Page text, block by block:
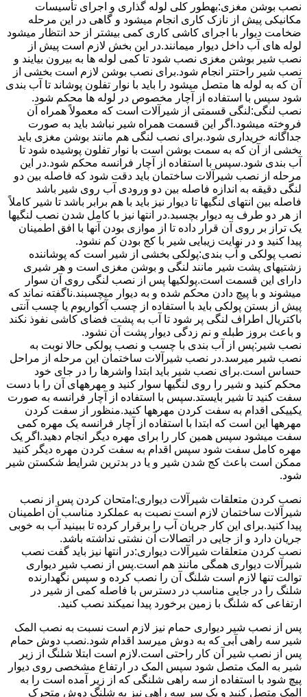
نصب بوشن مغزی:بهطور کلی لوله گذاری و اجرای تأسیسات
مکانیکی پیش از نازک کاری انجام میشود و گاهی در این مرحله
ضخامت دیوار با اجرای کاشی کاری کمی بیشتر از حد انتظار میشود
لوله های آب داخل دیوار میمانند.در این بخش لازم است پیش از
نصب شیر بوشن مغزی نصب شود تا کمی لوله ها به بیرون بیایند و
نصب شیر راحتتر انجام شود.برای نصب بوشن لازم است بخشی از
آن که به لوله ها متصل میشود را باید با نوار تفلون پوشاند تا آب بندی
شود سپس با استفاده از آچار مخصوص در لوله ها محکم شود.
نصب لنگی:لنگی قسمتی از شیرآلات است که معمولاً همراه آن
فروخته میشود.اگر این قسمت همراه شیر نباشد باید به صورت
جداگانه خریداری شود.برای نصب لنگی هم مانند بوشن مغزی باید
بخشی از آن که به سمت بوشن است با نوار تفلون پوشیده شود تا
آب بندی شود.سپس با استفاده از آچار فرانسه محکم شود.در این
مرحله از نصب شیرآلات ساختمان باید دقت شود که فاصله بین دو
لنگی دقیقه به اندازه فاصله بین دو ورودی آب روی شیر باشد
فاصله بین انتهای لنگیها تا دیوار نیز باید با هم برابر باشد تا شیر کاملاً
از هر دو طرف به دیوار بچسبد.در انتها نیز با کامل شدن نصب لنگیها
یک تراز بر روی آن قرار داده تا از موازی بودن آنها با افق اطمینان
پیدا کنید و در نهایت زیبایی شیر با کج بودن کم نشود.
نصب پولکی و آب بندی:پولکی بخشی از شیر است که پوشاننده
زشتیهای پشت شیر مانند لنگی و بوشن مغزی است و هر شیری
دارای این قسمت است.پولکیها پس از نصب لنگی روی آن سوار
میشوند و با پیچ دادن محکم شده و به دیوار میچسبند.ناگفته نماند که
پیش از بستن پولکی باید با استفاده از چسب آکواریوم یا چسب آنتی
باکتریال اطراف لنگی پر شود تا آب به پشت فضای کاشی نفوذ نکند
و باعث بروز طبله و نم زدگی دیوار پشت آن نشود.
نصب شیر:پس از آب بندی با چسب و نصب پولکی حالا نوبت به
نصب شیر میرسد.در نصب شیرآلات ساختمان این مرحله از مراحل
حساس است.برای نصب شیر باید ابتدا واشرها را در جای خود
محکم کنید و شیر را روی لنگیها سوار کنید و مهرههای آن را با دست
سفت کنید تا شیر بایستد.سپس با استفاده از آچار فرانسه به صورت
یکییکی اقدام به سفت کردن مهرهها کنید.منظور از سفت کردن
مهرهها این است که ابتدا با استفاده از آچار فرانسه یک مهره کمی
سفت میشود سپس همین کار را برای مهره دیگر انجام دهید.اگر یک
مهره کامل سفت شود سپس اقدام به سفت کردن مهره دیگر کنید
ممکن است باعث کج شدن شیر و یا در بدترین شرایط شکستن شیر
شود.
نصب کردن متعلقات شیرآلات دیواری:امتحان کردن پس از نصب
شیرآلات ساختمان لازم است نصبت به عملکرد مناسب آن اطمینان
پیدا کنید.برای این کار جریان آب را برقرار کرده تا ببینید آب به خوبی
جریان دارد و از جایی در اتصالات آن نشتی نداشته باشد.
نصب کردن متعلقات شیرآلات دیواری:در انتها نیز باید گفت نصب
شیرآلات دیواری همگی مانند هم است.پس از نصب شیر دیواری
توالت تنها لازم است شلنگ آن را نصب کرده و سپس نگهدارنده
شلنگ را در جایی مناسب در دسترس با فاصله کمی از شیر در
ارتفاعی که شلنگ با زمین برخورد پیدا نمیکند نصب کنید.
پس از نصب شیر دیواری حمام نیز لازم است نسبت به نصب المک
شیر سه راهی آبی که به دوش میرسد اقدام شود.نصب دوش حمام
پس از نصب شیر آن کار راحتی است.لازم است ابتلا شلنگ از زیر
شیر به المک متصل شود سپس المک در ارتفاع مشخصی روی دیوار
پیچ شود با استفاده از سه راهی شلنگی که از زیر آمده است را به
المک متصل کنید و یک سر سه راهی نیز به شلنگ دوش متحرک